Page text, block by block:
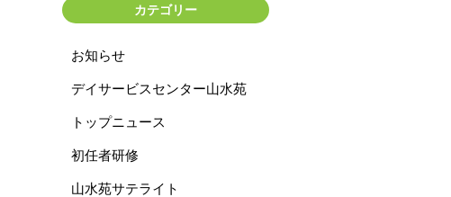
カテゴリー
お知らせ
デイサービスセンター山水苑
トップニュース
初任者研修
山水苑サテライト